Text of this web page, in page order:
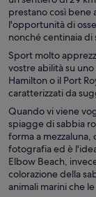
prestano così bene
l'opportunità di
nonché centinaia di
Sport molto
vostre abilità su
Hamilton o il Port
caratterizzati da
Quando vi viene
spiagge di sabbia
forma a
fotografia ed è
Elbow Beach,
colorazione della
animali marini che